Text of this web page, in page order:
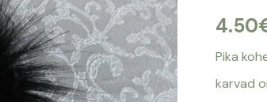
4.50
Pika
karvad